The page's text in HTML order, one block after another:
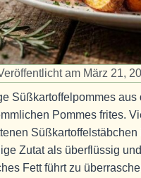
am März 21,
Süßkartoffelpommes
Pommes frites.
Zutat als überflüssig
Fett führt zu